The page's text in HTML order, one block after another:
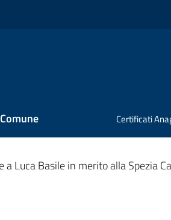
Certificati
a Luca Basile in merito alla Spezia